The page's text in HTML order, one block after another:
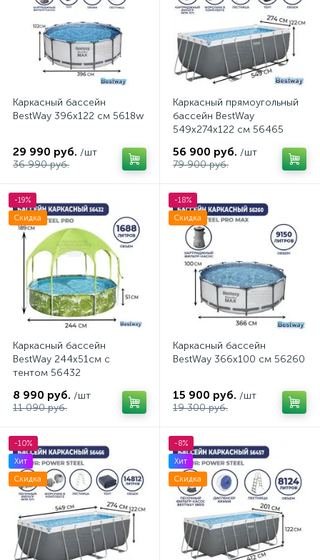
Каркасный бассейн
BestWay 396х122 см 5618w
29 990 руб. /шт
36 990 руб.
Каркасный прямоугольный
бассейн BestWay
549x274x122 см 56465
56 900 руб. /шт
79 900 руб.
-19%
Скидка
Каркасный бассейн
BestWay 244x51см с
тентом 56432
8 990 руб. /шт
11 090 руб.
-18%
Скидка
Каркасный бассейн
BestWay 366x100 см 56260
15 900 руб. /шт
19 300 руб.
-10%
Хит
Скидка
-8%
Хит
Скидка